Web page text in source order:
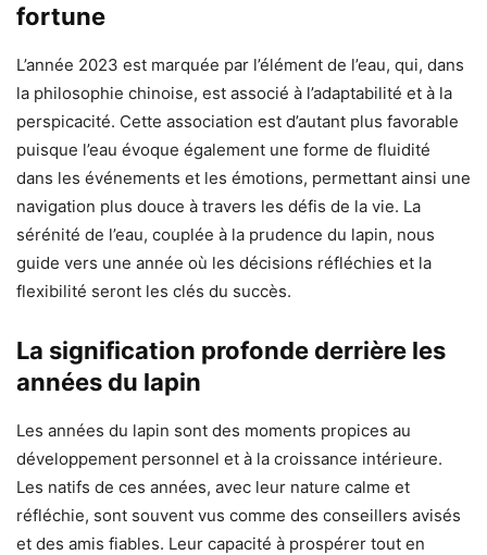
fortune
L’année 2023 est marquée par l’élément de l’eau, qui, dans
la philosophie chinoise, est associé à l’adaptabilité et à la
perspicacité. Cette association est d’autant plus favorable
puisque l’eau évoque également une forme de fluidité
dans les événements et les émotions, permettant ainsi une
navigation plus douce à travers les défis de la vie. La
sérénité de l’eau, couplée à la prudence du lapin, nous
guide vers une année où les décisions réfléchies et la
flexibilité seront les clés du succès.
La signification profonde derrière les
années du lapin
Les années du lapin sont des moments propices au
développement personnel et à la croissance intérieure.
Les natifs de ces années, avec leur nature calme et
réfléchie, sont souvent vus comme des conseillers avisés
et des amis fiables. Leur capacité à prospérer tout en